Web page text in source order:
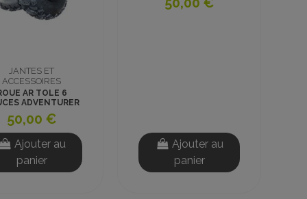
JANTES ET
ACCESSOIRES
AR TOLE 6
ADVENTURER
TUBELESS x2
50,00 €
Ajouter au
panier
Ajouter au
panier